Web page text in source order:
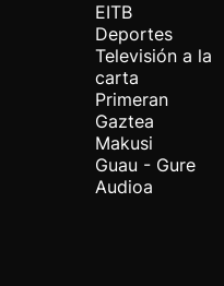
EITB
Deportes
Televisión a la
carta
Primeran
Gaztea
Makusi
Guau - Gure
Audioa